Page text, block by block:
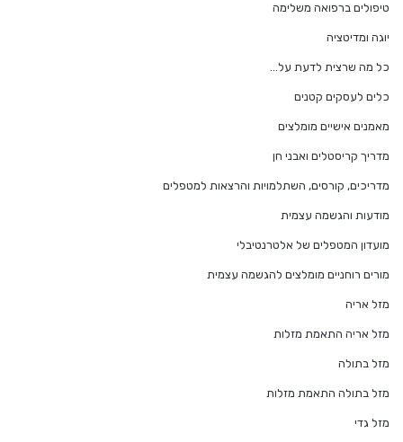
טיפולים ברפואה משלימה
יוגה ומדיטציה
כל מה שרצית לדעת על…
כלים לעסקים קטנים
מאמנים אישיים מומלצים
מדריך קריסטלים ואבני חן
מדריכים, קורסים, השתלמויות והרצאות למטפלים
מודעות והגשמה עצמית
מועדון המטפלים של אלטרנטיבלי
מורים רוחניים מומלצים להגשמה עצמית
מזל אריה
מזל אריה התאמת מזלות
מזל בתולה
מזל בתולה התאמת מזלות
מזל גדי